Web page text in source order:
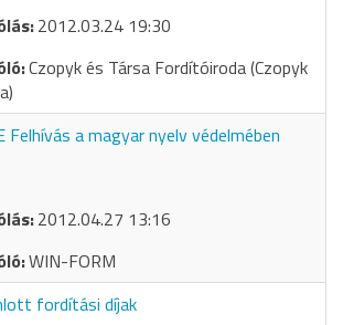
2012.03.24 19:30
Czopyk és Társa Fordítóiroda (Czopyk
Felhívás a magyar nyelv védelmében
2012.04.27 13:16
WIN-FORM
fordítási díjak